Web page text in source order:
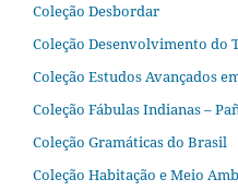
Coleção Desbordar
Coleção Desenvolvimento do
Coleção Estudos Avançados
Coleção Fábulas Indianas –
Coleção Gramáticas do Brasil
Coleção Habitação e Meio